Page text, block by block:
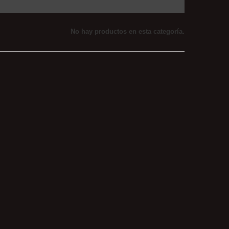
No hay productos en esta categoría.